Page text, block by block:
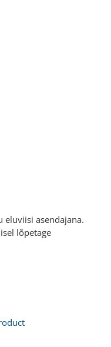
eluviisi asendajana.
lõpetage